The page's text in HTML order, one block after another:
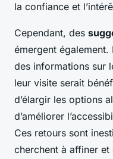
la confiance et
Cependant, des
émergent
des informations sur
leur visite serait
d’élargir les options
d’améliorer
Ces retours sont
cherchent à affiner